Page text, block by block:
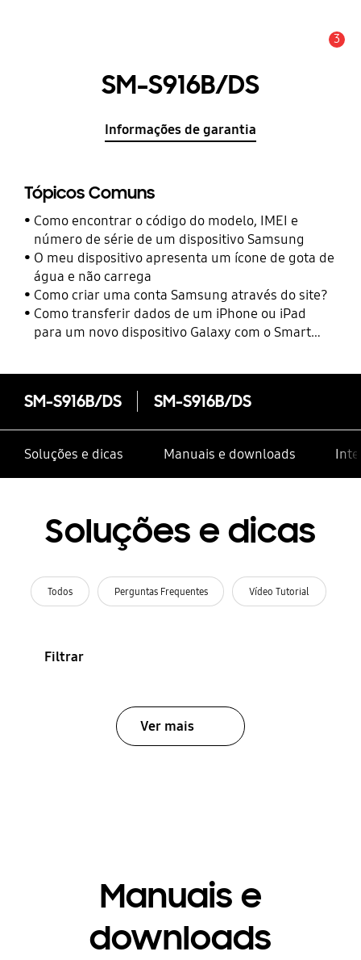
3
SM-S916B/DS
Informações de garantia
Tópicos Comuns
Como encontrar o código do modelo, IMEI e
número de série de um dispositivo Samsung
O meu dispositivo apresenta um ícone de gota de
água e não carrega
Como criar uma conta Samsung através do site?
Como transferir dados de um iPhone ou iPad
para um novo dispositivo Galaxy com o Smart
SM-S916B/DS SM-S916B/DS
Soluções e dicas Manuais e downloads
Soluções e dicas
Todos Perguntas Frequentes Vídeo Tutorial
Filtrar
Ver mais
Manuais e
downloads